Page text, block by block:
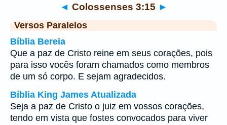
◄ Colossenses 3:15 ►
Versos Paralelos
Bíblia Bereia
Que a paz de Cristo reine em seus corações, pois
para isso vocês foram chamados como membros
de um só corpo. E sejam agradecidos.
Bíblia King James Atualizada
Seja a paz de Cristo o juiz em vossos corações,
tendo em vista que fostes convocados para viver